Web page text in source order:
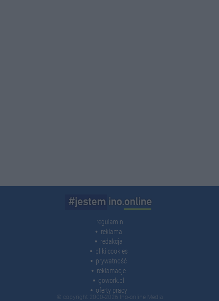
regulamin
reklama
redakcja
pliki cookies
prywatność
reklamacje
gowork.pl
oferty pracy
© copyright 2000-2026 Ino-online Media